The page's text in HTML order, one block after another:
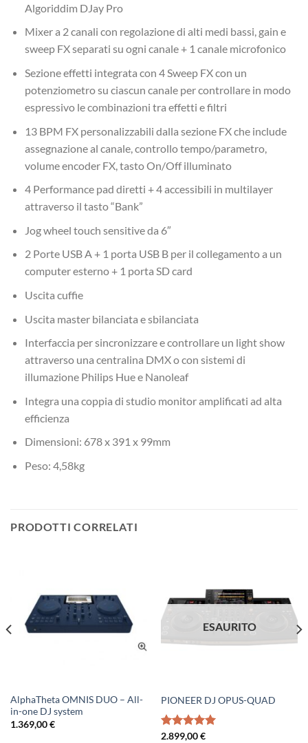
Algoriddim DJay Pro
Mixer a 2 canali con regolazione di alti medi bassi, gain e
sweep FX separati su ogni canale + 1 canale microfonico
Sezione effetti integrata con 4 Sweep FX con un
potenziometro su ciascun canale per controllare in modo
espressivo le combinazioni tra effetti e filtri
13 BPM FX personalizzabili dalla sezione FX che include
assegnazione al canale, controllo tempo/parametro,
volume encoder FX, tasto On/Off illuminato
4 Performance pad diretti + 4 accessibili in multilayer
attraverso il tasto “Bank”
Jog wheel touch sensitive da 6″
2 Porte USB A + 1 porta USB B per il collegamento a un
computer esterno + 1 porta SD card
Uscita cuffie
Uscita master bilanciata e sbilanciata
Interfaccia per sincronizzare e controllare un light show
attraverso una centralina DMX o con sistemi di
illumazione Philips Hue e Nanoleaf
Integra una coppia di studio monitor amplificati ad alta
efficienza
Dimensioni: 678 x 391 x 99mm
Peso: 4,58kg
PRODOTTI CORRELATI
AlphaTheta OMNIS DUO – All-
in-one DJ system
1.369,00€
ESAURITO
PIONEER DJ OPUS-QUAD
Valutato
2.899,00€